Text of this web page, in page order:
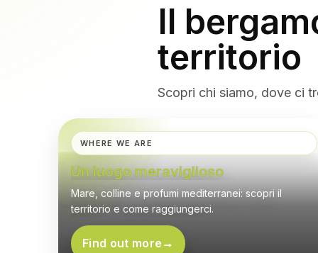
SCENTED
Il
territorio
Scopri chi siamo, dove ci
WHERE WE ARE
Un luogo meraviglioso
Mare, colline e profumi mediterranei: scopri il
territorio e come raggiungerci.
Find out more →